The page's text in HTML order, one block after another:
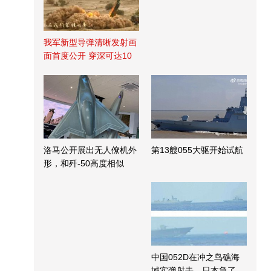
我军新型导弹清晰发射画
面首度公开 穿深可达10
洛马公开展出无人僚机外
形，和歼-50高度相似
第13艘055大驱开始试航
中国052D在冲之鸟礁海